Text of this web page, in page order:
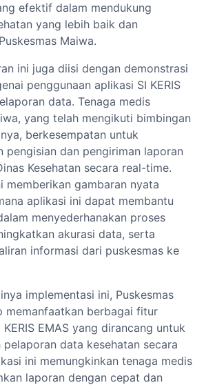
efektif dalam mendukung
yang lebih baik dan
Maiwa.
ini juga diisi dengan demonstrasi
penggunaan aplikasi SI KERIS
data. Tenaga medis
yang telah mengikuti bimbingan
berkesempatan untuk
pengisian dan pengiriman laporan
Kesehatan secara real-time.
memberikan gambaran nyata
aplikasi ini dapat membantu
menyederhanakan proses
akurasi data, serta
informasi dari puskesmas ke
implementasi ini, Puskesmas
memanfaatkan berbagai fitur
EMAS yang dirancang untuk
pelaporan data kesehatan secara
ini memungkinkan tenaga medis
laporan dengan cepat dan